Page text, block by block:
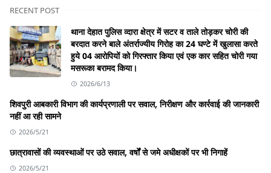
RECENT POST
थाना देहात पुलिस व्दारा क्षेत्र में सटर व ताले तोड़कर चोरी की
बरदात करने बाले अंतर्राज्यीय गिरोह का 24 घण्टे में खुलासा करते
हुये 04 आरोपियों को गिरफ्तार किया एवं एक कार सहित चोरी गया
मसरूका बरामद किया।
2026/6/13
शिवपुरी आबकारी विभाग की कार्यप्रणाली पर सवाल, निरीक्षण और कार्रवाई की जानकारी
नहीं आ रही सामने
2026/5/21
छात्रावासों की व्यवस्थाओं पर उठे सवाल, वर्षों से जमे अधीक्षकों पर भी निगाहें
2026/5/21